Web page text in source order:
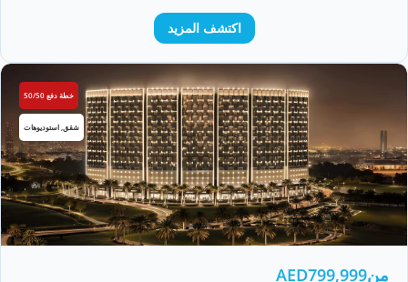
اكتشف المزيد
خطة دفع 50/50
شقق, استوديوهات
من AED799,999